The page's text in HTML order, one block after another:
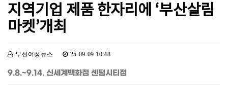
지역기업 제품 한자리에 ‘부산살림
마켓’개최
부산여성뉴스 25-09-09 10:48
9.8.~9.14. 신세계백화점 센텀시티점